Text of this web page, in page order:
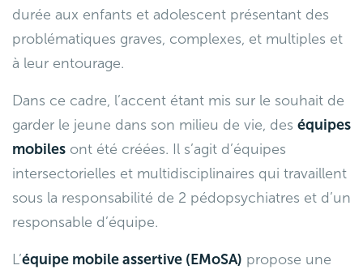
durée aux enfants et adolescent présentant des
problématiques graves, complexes, et multiples et
à leur entourage.
Dans ce cadre, l’accent étant mis sur le souhait de
garder le jeune dans son milieu de vie, des équipes
mobiles ont été créées. Il s’agit d’équipes
intersectorielles et multidisciplinaires qui travaillent
sous la responsabilité de 2 pédopsychiatres et d’un
responsable d’équipe.
L’équipe mobile assertive (EMoSA) propose une